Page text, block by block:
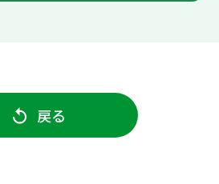
戻る